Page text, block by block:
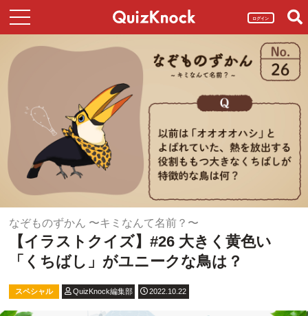
ログイン
なぞものずかん 〜キミなんて名前？〜
【イラストクイズ】#26 大きく黄色い
「くちばし」がユニークな鳥は？
スペシャル QuizKnock編集部 2022.10.22